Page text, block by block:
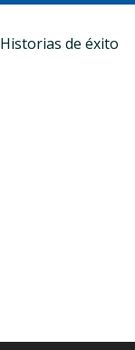
Historias de éxito